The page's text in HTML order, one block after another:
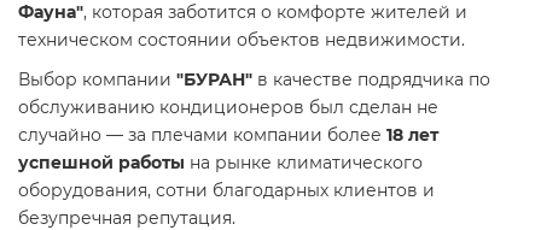
Фауна", которая заботится о комфорте жителей и
техническом состоянии объектов недвижимости.
Выбор компании "БУРАН" в качестве подрядчика по
обслуживанию кондиционеров был сделан не
случайно — за плечами компании более 18 лет
успешной работы на рынке климатического
оборудования, сотни благодарных клиентов и
безупречная репутация.